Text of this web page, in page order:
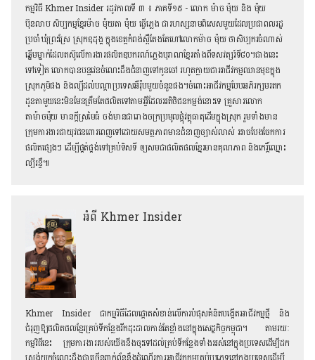
កម្មវិធី Khmer Insider រដូវកាលទី ៣ ៖ ភាគទី១៥ - លោក ម៉ាច ម៉ុយ និង ម៉ុយ
ប៊ុនលាប សិប្បកម្មខ្មែរម៉ាច ម៉ុយតា ម៉ុយ ធ្វើភ្លេង ជារហស្សនាមពិសេសមួយដែលប្រជាពលរដ្ឋ
ប្រចាំឃុំព្រះស្រែ ស្រុកឧដុង្គ ក្នុងខេត្តកំពង់ស្ពឺតែងតែហៅលោកម៉ាច ម៉ុយ ថាសិប្បករចំណាស់
ឆ្នើមម្នាក់ដែលតស៊ូលើការងារផលិតឧបករណ៍ភ្លេងបុរាណខ្មែរតាំងពីទសវត្សរ៍ទី៨០។ជាងនេះ
ទៅទៀត លោកបានបន្តវេនចំណេះដឹងជំនាញទៅកូនចៅ រហូតក្លាយជាអាជីវកម្មឈានមុខក្នុង
ស្រុកភូមិផង និងល្បីដល់បណ្តាប្រទេសអឺរ៉ុបមួយចំនួនផង។ចំពោះអាជីវកម្មបែបអភិរក្សមរតក
ដូនតាមួយនេះមិនមែនត្រឹមតែផលិតទៅតាមអ្វីដែលអតិថិជនកម្មង់នោះទេ គ្រួសារលោក
តាម៉ាចម៉ុយ មានក្តីស្រមៃធំ ចង់មានជារោងចក្រប្រមូលផ្តុំវត្ថុធាតុដើមក្នុងស្រុក រួមទាំងមាន
ក្រុមការងារជាយុវជនពោរពេញទៅដោយសមត្ថភាពមានជំនាញច្បាស់លាស់ អាចបែងចែកការ
ផលិតផ្សេងៗ ដើម្បីផ្គត់ផ្គង់ទៅគ្រប់ទិសទី ឲ្យសមជាផលិតផលខ្មែរមានគុណភាព និងកេរ្តិ៍ឈ្មោះ
ល្បីរន្ទឺ៕
អំពី Khmer Insider
Khmer Insider ជាកម្មវិធីដែលផ្តោតសំខាន់លើការបំផុសគំនិតបង្កើតអាជីវកម្មថ្មី និង
ជំរុញឱ្យផលិតផលខ្មែរគ្រប់ទីកន្លែង​រីកដុះដាលកាន់តែខ្លាំងនៅក្នុងសេដ្ឋកិច្ចកម្ពុជា។ តាមរយៈ
កម្មវិធីនេះ ក្រុមការងាររបស់យើងនឹងចុះទៅដល់គ្រប់ទីកន្លែងទាំងអស់នៅក្នុងប្រទេសដើម្បីដក